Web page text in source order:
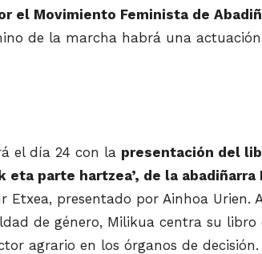
el Movimiento Feminista de
de la marcha habrá una
el día 24 con la presentación del
eta parte hartzea’, de la
Etxea, presentado por Ainhoa Urien.
de género, Milikua centra su libro
agrario en los órganos de decisión.